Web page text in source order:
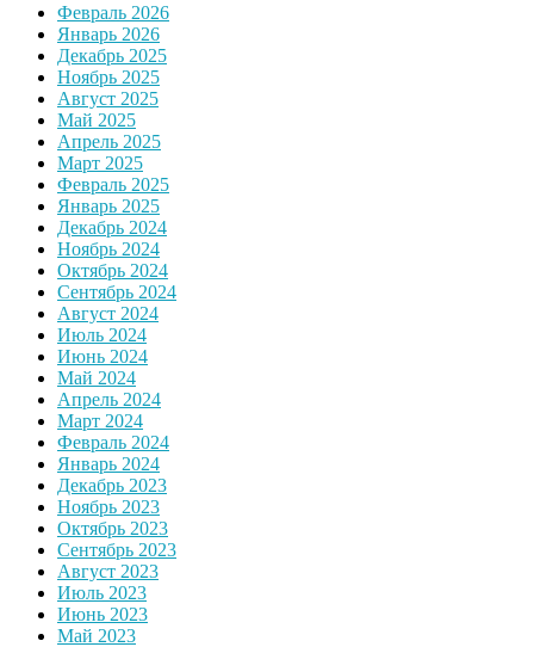
Февраль 2026
Январь 2026
Декабрь 2025
Ноябрь 2025
Август 2025
Май 2025
Апрель 2025
Март 2025
Февраль 2025
Январь 2025
Декабрь 2024
Ноябрь 2024
Октябрь 2024
Сентябрь 2024
Август 2024
Июль 2024
Июнь 2024
Май 2024
Апрель 2024
Март 2024
Февраль 2024
Январь 2024
Декабрь 2023
Ноябрь 2023
Октябрь 2023
Сентябрь 2023
Август 2023
Июль 2023
Июнь 2023
Май 2023